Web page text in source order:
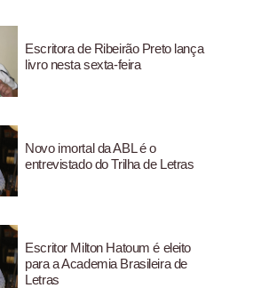
Escritora de Ribeirão Preto lança
livro nesta sexta-feira
Novo imortal da ABL é o
entrevistado do Trilha de Letras
Escritor Milton Hatoum é eleito
para a Academia Brasileira de
Letras